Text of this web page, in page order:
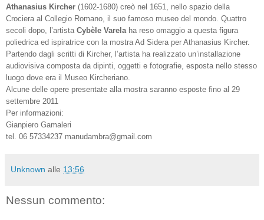
Athanasius Kircher (1602-1680) creò nel 1651, nello spazio della
Crociera al Collegio Romano, il suo famoso museo del mondo. Quattro
secoli dopo, l’artista Cybèle Varela ha reso omaggio a questa figura
poliedrica ed ispiratrice con la mostra Ad Sidera per Athanasius Kircher.
Partendo dagli scritti di Kircher, l’artista ha realizzato un’installazione
audiovisiva composta da dipinti, oggetti e fotografie, esposta nello stesso
luogo dove era il Museo Kircheriano.
Alcune delle opere presentate alla mostra saranno esposte fino al 29
settembre 2011
Per informazioni:
Gianpiero Gamaleri
tel. 06 57334237 manudambra@gmail.com
Unknown alle 13:56
Nessun commento: